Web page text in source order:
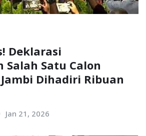
Deklarasi
Salah Satu Calon
Dihadiri Ribuan
Jan 21, 2026